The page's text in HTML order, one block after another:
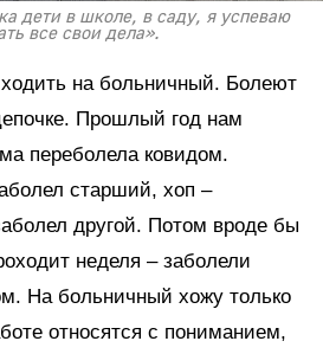
дети в школе, в саду, я успеваю
все свои дела».
на больничный. Болеют
Прошлый год нам
переболела ковидом.
старший, хоп –
другой. Потом вроде бы
неделя – заболели
На больничный хожу только
относятся с пониманием,